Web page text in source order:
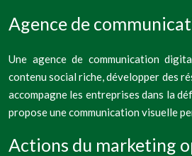
Agence de
Une agence de communication
contenu social riche, développer des
accompagne les entreprises dans la
propose une communication visuelle
Actions du marketing